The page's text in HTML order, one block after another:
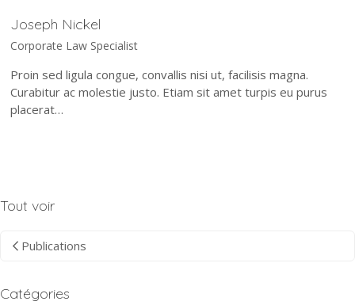
Joseph Nickel
Corporate Law Specialist
Proin sed ligula congue, convallis nisi ut, facilisis magna.
Curabitur ac molestie justo. Etiam sit amet turpis eu purus
placerat…
Tout voir
Publications
Catégories